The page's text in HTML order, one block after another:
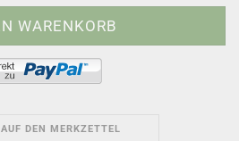
AUF DEN MERKZETTEL